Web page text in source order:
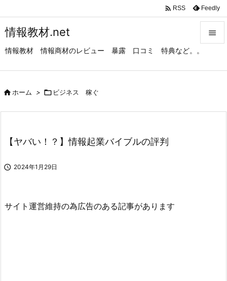
情報教材.net
情報教材 情報商材のレビュー 暴露 口コミ 特典など。。

 RSS Feedly
ホーム >  ビジネス 稼ぐ
【ヤバい！？】情報起業バイブルの評判
 2024年1月29日
サイト運営維持の為広告のある記事があります